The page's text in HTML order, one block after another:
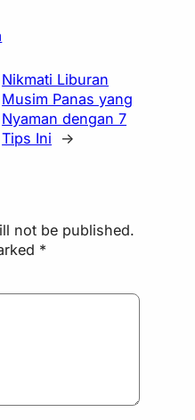
Nikmati Liburan
Musim Panas yang
Nyaman dengan 7
Tips Ini
→
not be published.
*